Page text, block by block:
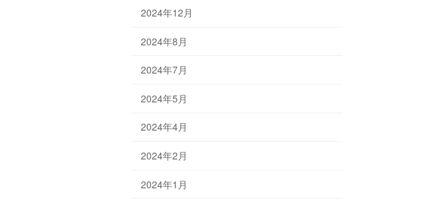
2024年12月
2024年8月
2024年7月
2024年5月
2024年4月
2024年2月
2024年1月